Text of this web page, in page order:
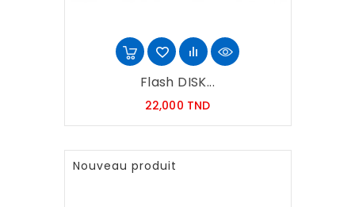
Flash DISK...
22,000 TNDPrix
Nouveau produit